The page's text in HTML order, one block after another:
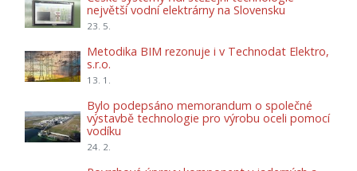
největší vodní elektrárny na Slovensku
23. 5.
Metodika BIM rezonuje i v Technodat Elektro,
s.r.o.
13. 1.
Bylo podepsáno memorandum o společné
výstavbě technologie pro výrobu oceli pomocí
vodíku
24. 2.